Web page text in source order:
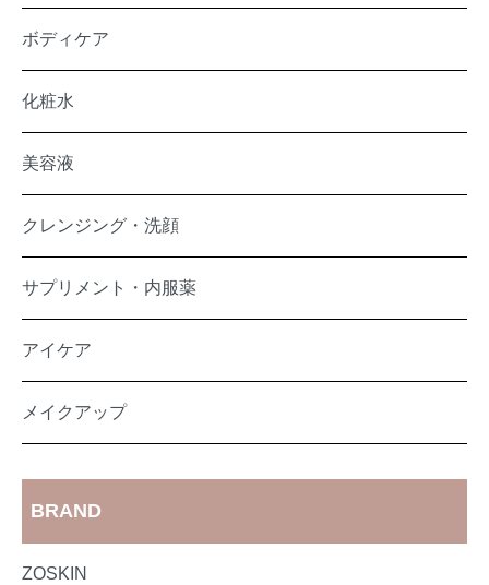
ボディケア
化粧水
美容液
クレンジング・洗顔
サプリメント・内服薬
アイケア
メイクアップ
BRAND
ZOSKIN